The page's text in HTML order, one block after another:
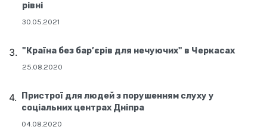
рівні
30.05.2021
"Країна без бар’єрів для нечуючих" в Черкасах
25.08.2020
Пристрої для людей з порушенням слуху у
соціальних центрах Дніпра
04.08.2020